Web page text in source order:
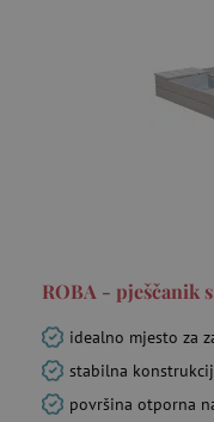
ROBA - pješčanik
idealno mjesto za
stabilna
površina otporna